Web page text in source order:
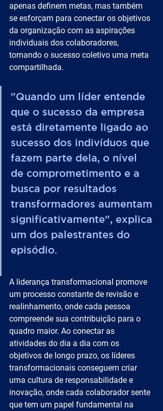
apenas definem metas, mas também
se esforçam para conectar os objetivos
da organização com as aspirações
individuais dos colaboradores,
tornando o sucesso coletivo uma meta
compartilhada.
"Quando um líder entende
que o sucesso da empresa
está diretamente ligado ao
sucesso dos indivíduos que
fazem parte dela, o nível
de comprometimento e a
busca por resultados
transformadores aumentam
significativamente", explica
um dos palestrantes do
episódio.
A liderança transformacional promove
um processo constante de revisão e
realinhamento, onde cada pessoa
compreende sua contribuição para o
quadro maior. Ao conectar as
atividades do dia a dia com os
objetivos de longo prazo, os líderes
transformacionais conseguem criar
uma cultura de responsabilidade e
inovação, onde cada colaborador sente
que tem um papel fundamental na